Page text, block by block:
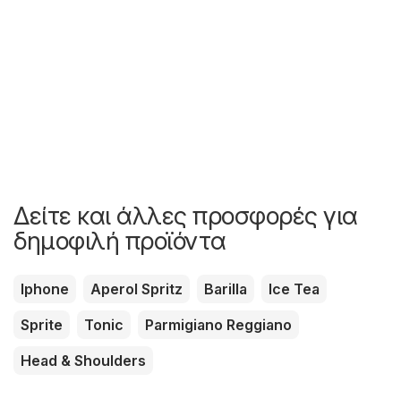
Δείτε και άλλες προσφορές για
δημοφιλή προϊόντα
Iphone Aperol Spritz Barilla
Ice Tea
Sprite
Tonic
Parmigiano Reggiano
Head & Shoulders